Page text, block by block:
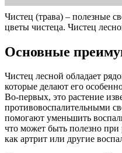
Чистец (трава) – полезные
цветы чистеца. Чистец
Основные
Чистец лесной обладает
которые делают его
Во-первых, это растение
противовоспалительными
помогают уменьшить
что может быть полезно при
как артрит или другие